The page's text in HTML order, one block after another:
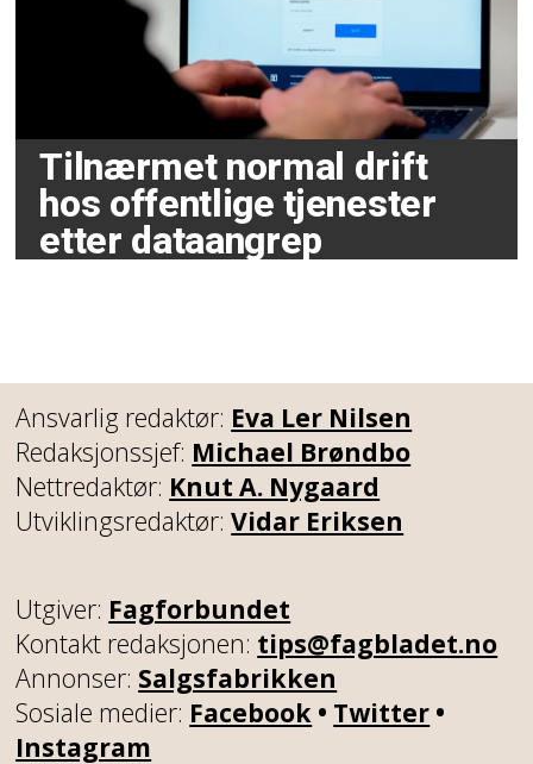
Tilnærmet normal drift
hos offentlige tjenester
etter dataangrep
Ansvarlig redaktør: Eva Ler Nilsen
Redaksjonssjef: Michael Brøndbo
Nettredaktør: Knut A. Nygaard
Utviklingsredaktør:Vidar Eriksen
Utgiver: Fagforbundet
Kontakt redaksjonen: tips@fagbladet.no
Annonser: Salgsfabrikken
Sosiale medier: Facebook • Twitter •
Instagram